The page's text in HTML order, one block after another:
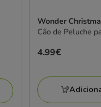
Wonder
Cão de Peluche
Preço
4.99€